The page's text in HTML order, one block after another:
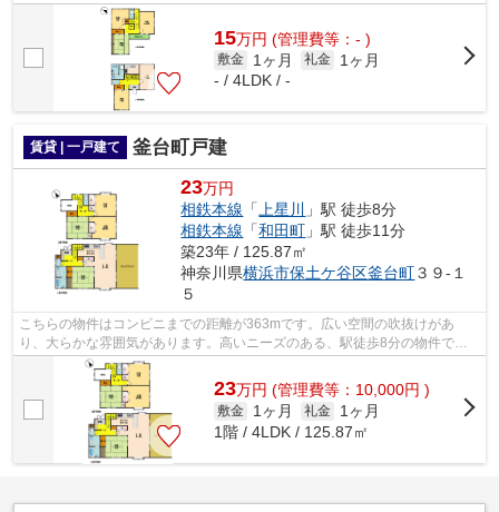
クセスが便利な物件です。こちらは一戸建...
15万円 (管理費等：- )
敷金 1ヶ月 礼金
1ヶ月
- / 4LDK / -
賃貸 | 一戸建て 釜台町戸建
23万円
相鉄本線 「上星川
」駅 徒歩8分
相鉄本線 「和田町 」駅 徒歩11分
築23年 / 125.87㎡
神奈川県横浜市保土ケ谷区釜台町３９-１
５
こちらの物件はコンビニまでの距離が363mです。広い空間の吹抜けがあ
り、大らかな雰囲気があります。高いニーズのある、駅徒歩8分の物件で
す。お使いいただける駅は2駅あり、行き先に...
23万円 (管理費等：10,000円 )
敷金 1ヶ月 礼金
1ヶ月
1階 / 4LDK / 125.87㎡